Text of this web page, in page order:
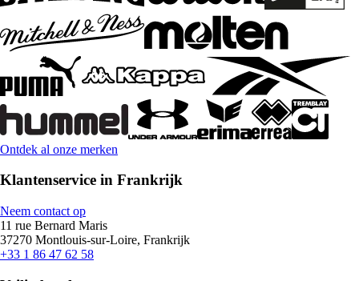
Ontdek al onze merken
Klantenservice in Frankrijk
Neem contact op
11 rue Bernard Maris
37270 Montlouis-sur-Loire, Frankrijk
+33 1 86 47 62 58